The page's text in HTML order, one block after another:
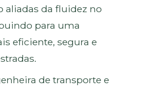
aliadas da fluidez no
para uma
eficiente, segura e
de transporte e